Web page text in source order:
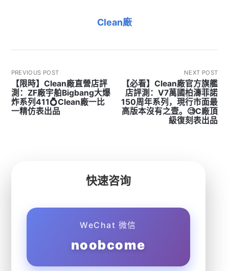
Clean廠
PREVIOUS POST
【限時】Clean廠直營店評
測：ZF廠宇舶Bigbang大爆
炸系列411💍Clean廠一比
一精仿表出品
NEXT POST
【必看】Clean廠官方旗艦
店評測：V7萬國柏濤菲諾
150周年系列，現行市面最
高版本沒有之壹。🧐C廠頂
級復刻表出品
快速咨询
WeChat 微信
noobcome